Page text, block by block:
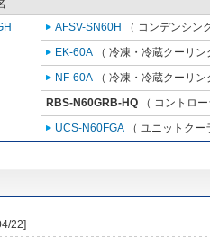
AFSV-SN60H
（ コンデンシン
EK-60A （ 冷凍・冷蔵クーリ
NF-60A （ 冷凍・冷蔵クーリ
RBS-N60GRB-HQ （ コントロ
UCS-N60FGA （ ユニットク
22]